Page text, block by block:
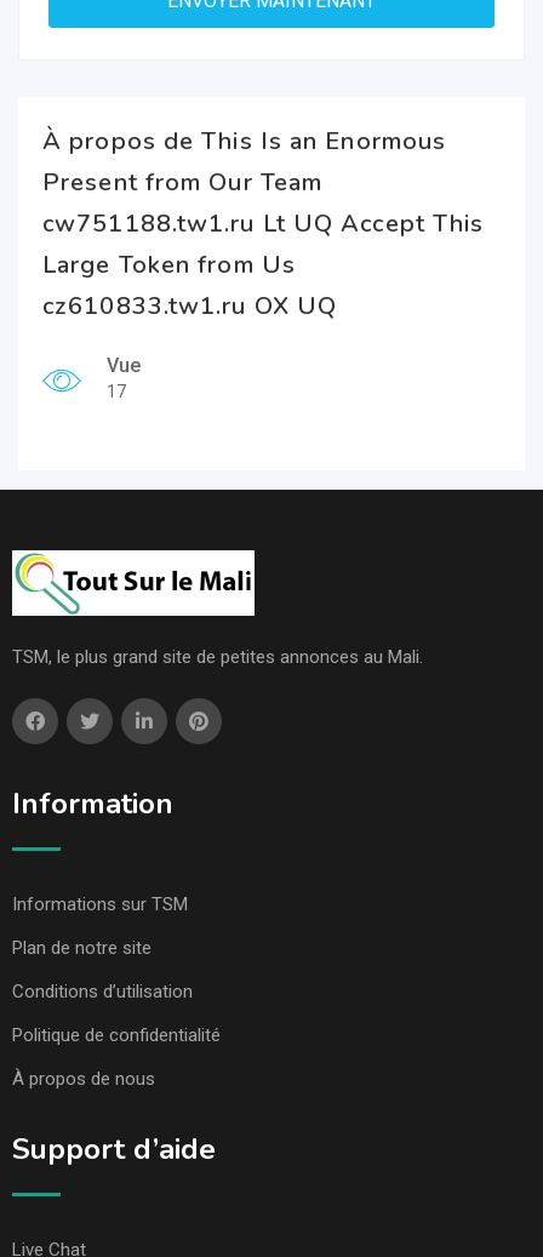
À propos de This Is an Enormous
Present from Our Team
cw751188.tw1.ru Lt UQ Accept This
Large Token from Us
cz610833.tw1.ru OX UQ
Vue
17
TSM, le plus grand site de petites annonces au Mali.
Information
Informations sur TSM
Plan de notre site
Conditions d’utilisation
Politique de confidentialité
À propos de nous
Support d’aide
Live Chat